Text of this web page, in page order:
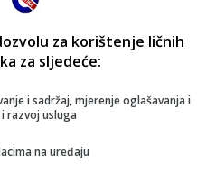
za korištenje ličnih
za sljedeće:
i sadržaj, mjerenje oglašavanja i
razvoj usluga
na uređaju